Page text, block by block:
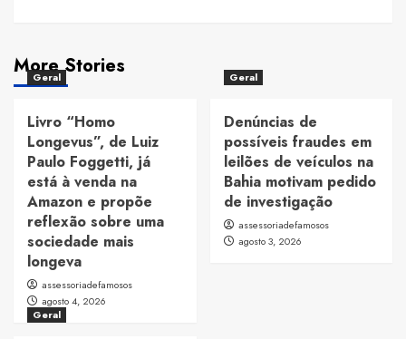
More Stories
Geral
Livro “Homo
Longevus”, de Luiz
Paulo Foggetti, já
está à venda na
Amazon e propõe
reflexão sobre uma
sociedade mais
longeva
assessoriadefamosos
agosto 4, 2026
Geral
Denúncias de
possíveis fraudes em
leilões de veículos na
Bahia motivam pedido
de investigação
assessoriadefamosos
agosto 3, 2026
Geral